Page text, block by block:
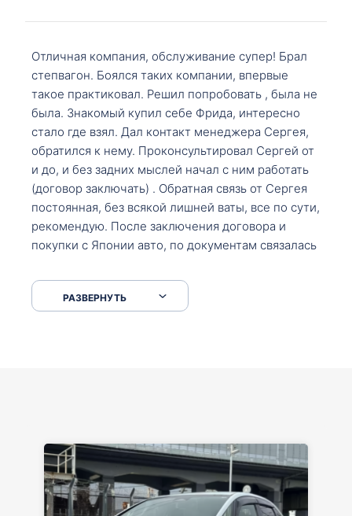
Отличная компания, обслуживание супер! Брал
степвагон. Боялся таких компании, впервые
такое практиковал. Решил попробовать , была не
была. Знакомый купил себе Фрида, интересно
стало где взял. Дал контакт менеджера Сергея,
обратился к нему. Проконсультировал Сергей от
и до, и без задних мыслей начал с ним работать
(договор заключать) . Обратная связь от Сергея
постоянная, без всякой лишней ваты, все по сути,
рекомендую. После заключения договора и
покупки с Японии авто, по документам связалась
что заполнить, куда зайти, образцы и т.д. После
приехал за авто. Меня тепло встретили Сергей с
РАЗВЕРНУТЬ